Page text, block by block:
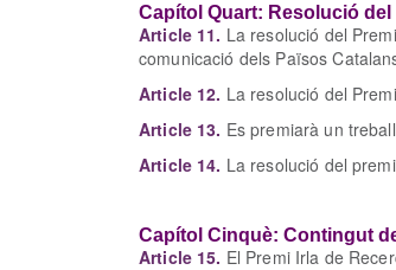
Capítol Quart: Resolució del
Article 11. La resolució del
comunicació dels Països
Article 12. La resolució del
Article 13. Es premiarà un
Article 14. La resolució del
Capítol Cinquè: Contingut
Article 15. El Premi Irla de